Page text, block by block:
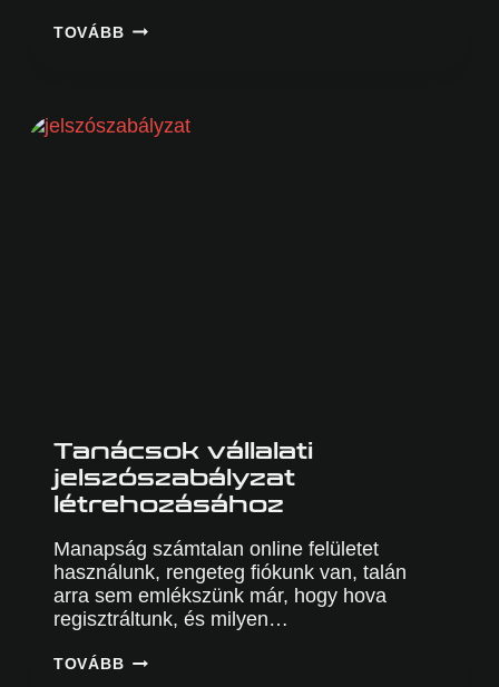
TOVÁBB AZ
Tanácsok vállalati
jelszószabályzat
létrehozásához
Manapság számtalan online felületet
használunk, rengeteg fiókunk van, talán
arra sem emlékszünk már, hogy hova
regisztráltunk, és milyen…
TOVÁBB TANÁCSOK